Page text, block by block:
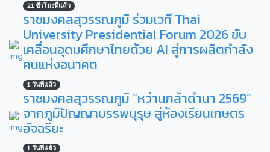
21 ชั่วโมงที่แล้ว
ราชมงคลสุวรรณภูมิ ร่วมเวที Thai
University Presidential Forum 2026 ขับ
เคลื่อนอุดมศึกษาไทยด้วย AI สู่การผลิตกำลัง
คนแห่งอนาคต
1 วันที่แล้ว
ราชมงคลสุวรรณภูมิ “หว่านกล้าดำนา 2569”
จากภูมิปัญญาบรรพบุรุษ สู่ห้องเรียนเกษตร
อัจฉริยะ
1 วันที่แล้ว